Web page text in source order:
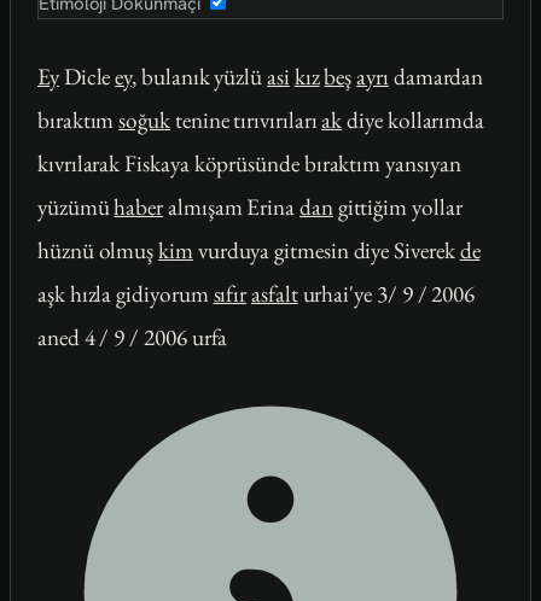
EyDicleey, bulanık yüzlüasi kızbeşayrı damardan
bıraktımsoğuktenine tırıvırılarıakdiye kollarımda
kıvrılarak Fiskaya köprüsünde bıraktım yansıyan
yüzümühaberalmışam Erinadangittiğim yollar
hüznü olmuşkimvurduya gitmesin diye Siverekde
aşk hızla gidiyorumsıfırasfalturhai'ye 3/ 9 / 2006
aned 4 / 9 / 2006 urfa